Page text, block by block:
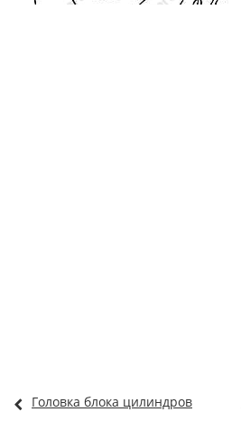
Головка блока цилиндров